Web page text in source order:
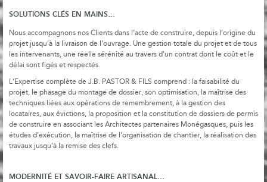
SOLUTIONS CLÉS EN MAINS…
Nous accompagnons nos Clients dans l’acte de construire, depuis l’origine du
projet jusqu’à la livraison de l’ouvrage. Une gestion totale du projet et de tous
les intervenants, une réelle sérénité au travers d'un contrat dont le coût et le
délai sont figés et respectés.
L’Expertise complète de J.B. PASTOR & FILS comprend : la faisabilité du
projet, le phasage du montage de dossier, son optimisation, la maîtrise des
techniques liées aux opérations de remembrement, à la gestion des
locataires, aux évictions, la proposition et la constitution de dossiers de permis
de construire en associant les Architectes partenaires Monégasques, puis les
études d’exécution, la maîtrise de l’organisation de chantier, la réalisation des
travaux jusqu’à la remise des clefs.
MODERNITÉ ET SAVOIR-FAIRE ARTISANAL…